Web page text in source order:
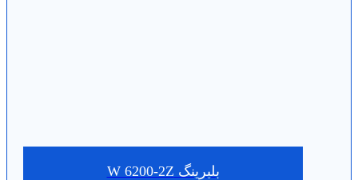
بلبرینگ W 6200-2Z